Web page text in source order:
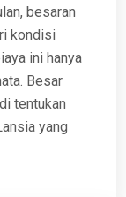
besaran
kondisi
ini hanya
Besar
tentukan
yang